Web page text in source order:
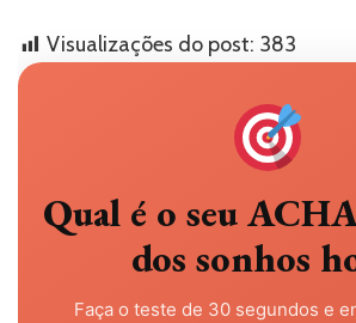
Visualizações do post: 383
Qual é o seu
dos sonhos
Faça o teste de 30 segundos e